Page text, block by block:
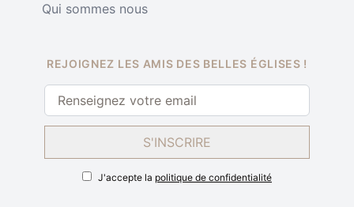
Qui sommes nous
REJOIGNEZ LES AMIS DES BELLES ÉGLISES !
S'INSCRIRE
J'accepte la politique de confidentialité